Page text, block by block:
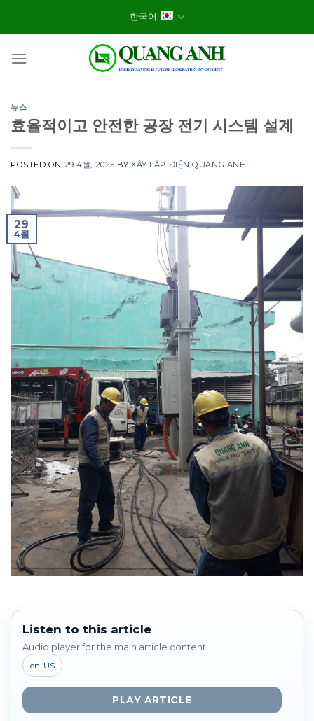
한국어
뉴스
효율적이고 안전한 공장 전기 시스템 설계
POSTED ON 29 4월, 2025 BYXÂY LẮP ĐIỆN QUANG ANH
29
4월
Listen to this article
Audio player for the main article content
en-US
PLAY ARTICLE